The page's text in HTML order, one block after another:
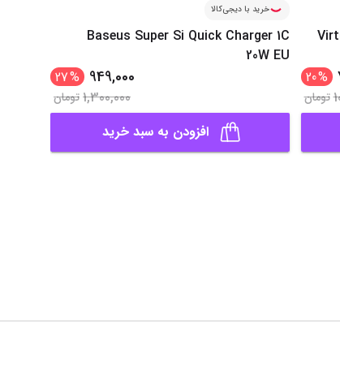
%
20
تومان
خرید با دیجی‌کالا
Baseus Super Si Quick Charger 1C
20W EU
949,000
%
27
1,300,000تومان
افزودن به سبد خرید